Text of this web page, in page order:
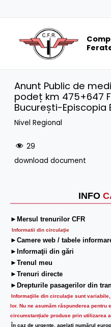
INFO
►Mersul trenurilor CFR
Informatii din circulaţie
►Camere web / tabele
►Informaţii din gări
►Trenul meu
►Trenuri directe
►Drepturile pasagerilor din
Informaţiile din circulaţie sunt
lor. Nu ne asumăm răspunderea
circumstanțiale produse prin utilizarea
În caz de urgenţe, apelaţi numărul
Anunt Public de
podeț km 475+647
București-
Nivel Regional
29
download document